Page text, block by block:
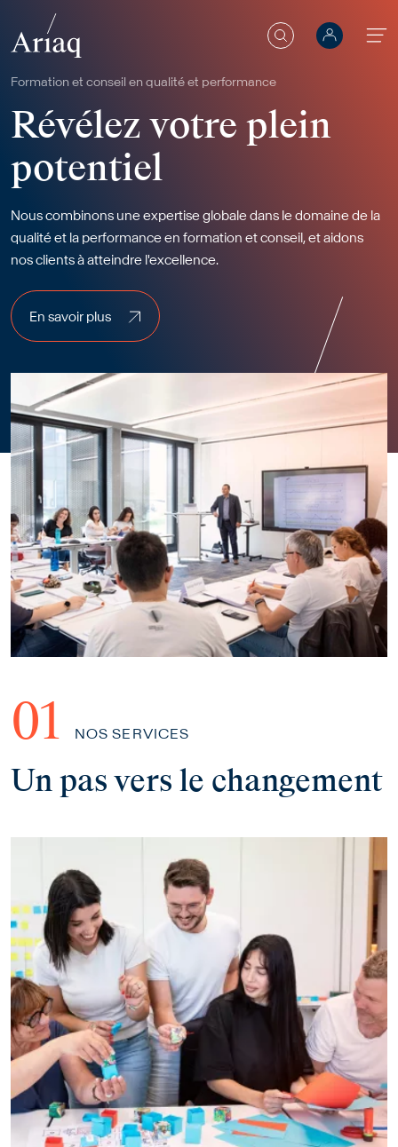
Aller au contenu principal
formation et conseil en qualité et performance
Révélez votre plein
potentiel
Nous combinons une expertise globale dans le domaine de la
qualité et la performance en formation et conseil, et aidons
nos clients à atteindre l'excellence.
En savoir plus
En savoir plus
NOS SERVICES
Un pas vers le changement